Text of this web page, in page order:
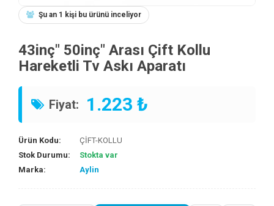
Şu an 1 kişi bu ürünü inceliyor
43inç" 50inç" Arası Çift Kollu
Hareketli Tv Askı Aparatı
Fiyat: 1.223 ₺
Ürün Kodu:
ÇİFT-KOLLU
Stok Durumu:
Stokta var
Marka:
Aylin